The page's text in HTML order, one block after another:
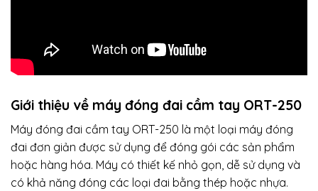
Giới thiệu về máy đóng đai cầm tay ORT-250
Máy đóng đai cầm tay ORT-250 là một loại máy đóng
đai đơn giản được sử dụng để đóng gói các sản phẩm
hoặc hàng hóa. Máy có thiết kế nhỏ gọn, dễ sử dụng và
có khả năng đóng các loại đai bằng thép hoặc nhựa.